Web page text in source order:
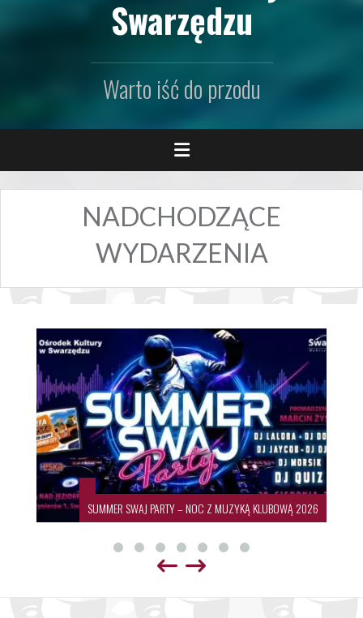
Swarzędzu
Warto iść do przodu
NADCHODZĄCE
WYDARZENIA
SUMMER SWAJ PARTY – NOC Z MUZYKĄ KLUBOWĄ 2026